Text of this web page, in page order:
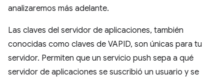
analizaremos más adelante.
Las claves del servidor de aplicaciones, también
conocidas como claves de VAPID, son únicas para tu
servidor. Permiten que un servicio push sepa a qué
servidor de aplicaciones se suscribió un usuario y se